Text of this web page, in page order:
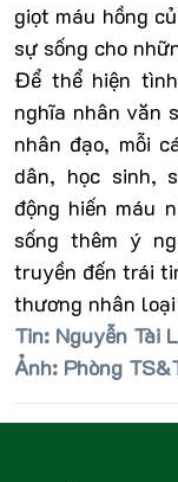
giọt máu hồng
sự sống cho
Để thể hiện
nghĩa nhân văn
nhân đạo, mỗi
dân, học sinh,
động hiến máu
sống thêm ý
truyền đến trái
thương nhân
Tin: Nguyễn Tài
Ảnh: Phòng